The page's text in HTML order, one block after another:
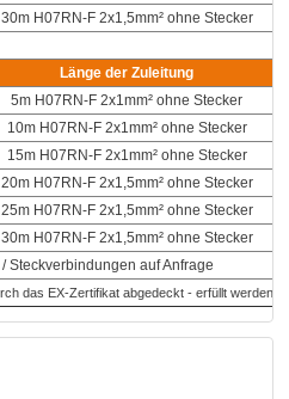
30m H07RN-F 2x1,5mm² ohne Stecker
Länge der Zuleitung
5m H07RN-F 2x1mm² ohne Stecker
10m H07RN-F 2x1mm² ohne Stecker
15m H07RN-F 2x1mm² ohne Stecker
20m H07RN-F 2x1,5mm² ohne Stecker
25m H07RN-F 2x1,5mm² ohne Stecker
30m H07RN-F 2x1,5mm² ohne Stecker
Steckverbindungen auf Anfrage
das EX-Zertifikat abgedeckt - erfüllt werden